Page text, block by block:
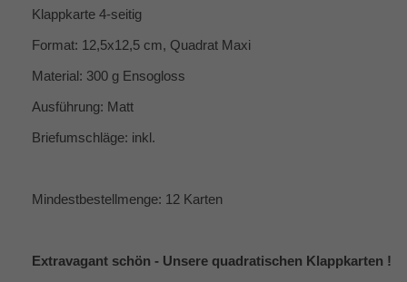
Klappkarte 4-seitig
Format: 12,5x12,5 cm, Quadrat Maxi
Material: 300 g Ensogloss
Ausführung: Matt
Briefumschläge: inkl.
Mindestbestellmenge: 12 Karten
Extravagant schön - Unsere quadratischen Klappkarten !